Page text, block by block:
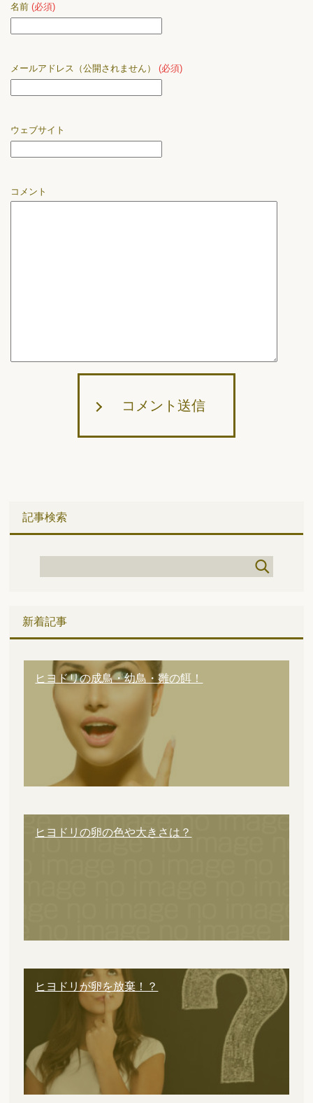
名前 (必須)
メールアドレス（公開されません） (必須)
ウェブサイト
コメント
コメント送信
記事検索
新着記事
ヒヨドリの成鳥・幼鳥・雛の餌！
ヒヨドリの卵の色や大きさは？
ヒヨドリが卵を放棄！？